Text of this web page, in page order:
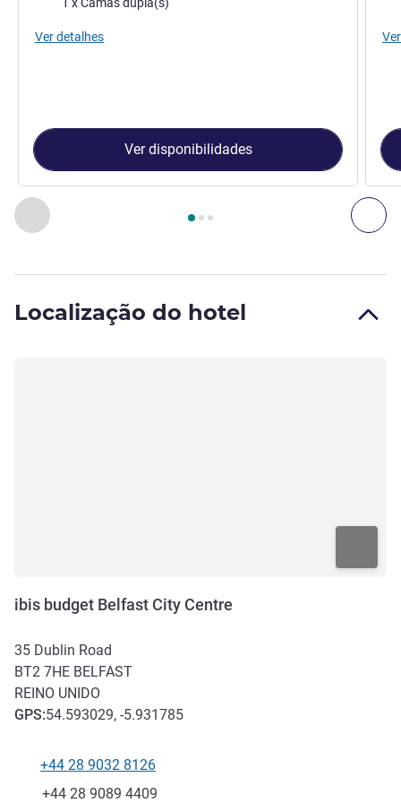
Anterior - Quarto
Página , Quarto 1 : Quarto com cama grande para 2
Ver detalhes
Ver disponibilidades
Localização do hotel
ibis budget Belfast City Centre
35 Dublin Road
BT2 7HE BELFAST
REINO UNIDO
GPS:54.593029, -5.931785
Telefone
+44 28 9032 8126
Fax
+44 28 9089 4409